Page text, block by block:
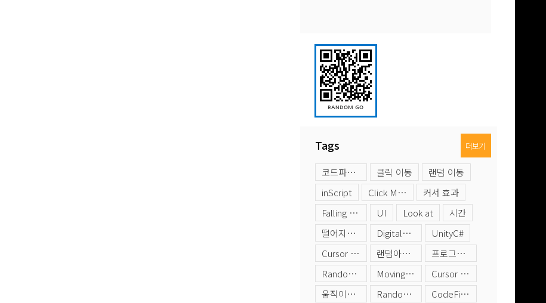
Tags 더보기
코드파인더 클릭 이동
랜덤 이동
inScript
Click Moving
커서 효과
Falling Objects
UI Look at
시간
떨어지는 오브젝트
DigitalClock
UnityC#
Cursor Moving
랜덤아이템
프로그래밍
Random Color
Moving Objects
Cursor Effect
움직이는 오브젝트
Random Position CodeFinder